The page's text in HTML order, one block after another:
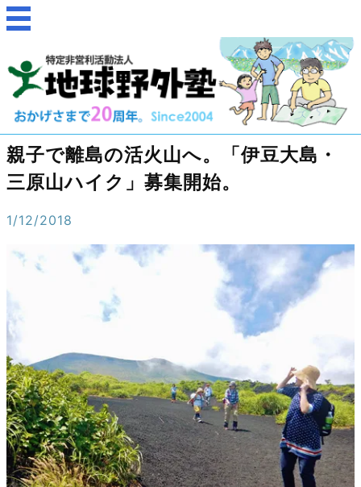
親子で離島の活火山へ。「伊豆大島・
三原山ハイク」募集開始。
1/12/2018